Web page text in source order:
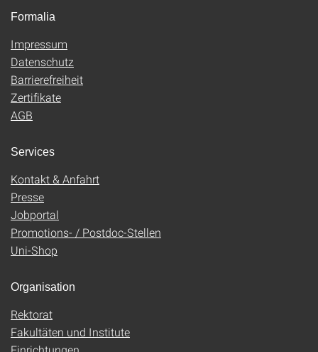
Formalia
Impressum
Datenschutz
Barrierefreiheit
Zertifikate
AGB
Services
Kontakt & Anfahrt
Presse
Jobportal
Promotions- / Postdoc-Stellen
Uni-Shop
Organisation
Rektorat
Fakultäten und Institute